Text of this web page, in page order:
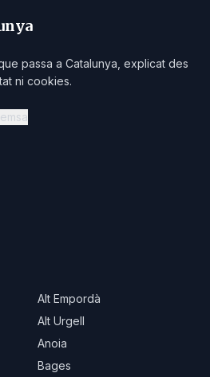
passa a Catalunya, explicat des
ni cookies.
Alt Empordà
Alt Urgell
Anoia
Bages